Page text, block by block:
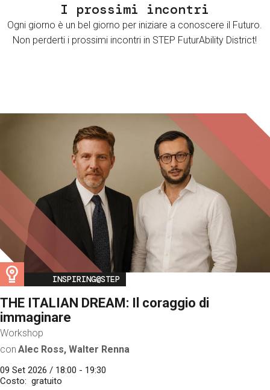
I prossimi incontri
Ogni giorno è un bel giorno per iniziare a conoscere il Futuro.
Non perderti i prossimi incontri in STEP FuturAbility District!
Image
INSPIRING@STEP
THE ITALIAN DREAM: Il coraggio di
immaginare
Workshop
con Alec Ross, Walter Renna
09 Set 2026 / 18:00 - 19:30
Costo
gratuito